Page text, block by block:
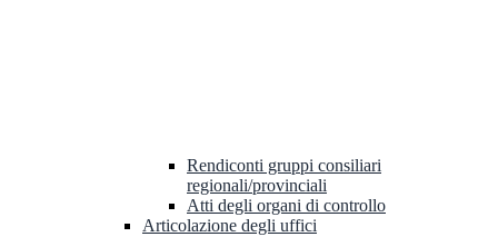
Rendiconti gruppi consiliari
regionali/provinciali
Atti degli organi di controllo
Articolazione degli uffici